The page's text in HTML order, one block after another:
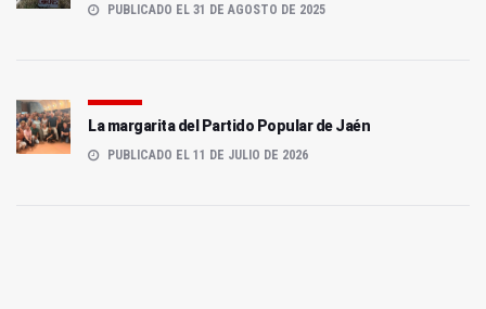
PUBLICADO EL 31 DE AGOSTO DE 2025
La margarita del Partido Popular de Jaén
PUBLICADO EL 11 DE JULIO DE 2026